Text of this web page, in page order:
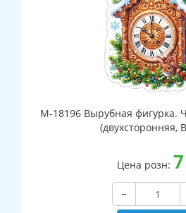
М-18196 Вырубная фигурка.
(двухсторонняя,
Цена розн: 7
−